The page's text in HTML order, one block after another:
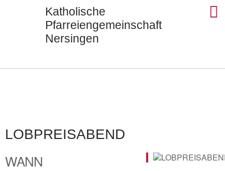
Katholische
Pfarreiengemeinschaft
Nersingen
LOBPREISABEND
WANN